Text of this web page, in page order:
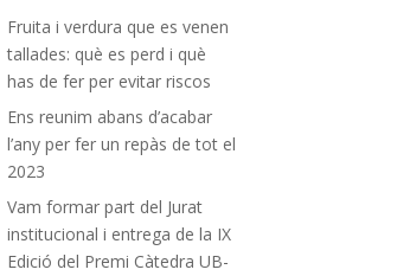
Fruita i verdura que es venen
tallades: què es perd i què
has de fer per evitar riscos
Ens reunim abans d’acabar
l’any per fer un repàs de tot el
2023
Vam formar part del Jurat
institucional i entrega de la IX
Edició del Premi Càtedra UB-